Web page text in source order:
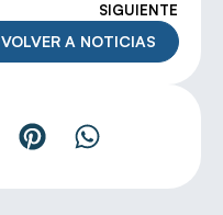
SIGUIENTE
VOLVER A NOTICIAS